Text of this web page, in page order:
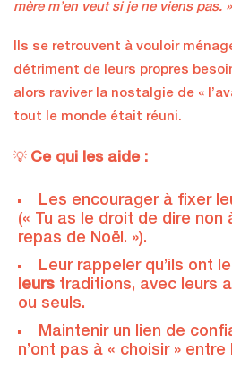
mère m’en veut si je ne viens pas. »
Ils se retrouvent à vouloir
détriment de leurs propres
alors raviver la nostalgie de «
tout le monde était réuni.
💡 Ce qui les aide :
Les encourager à fixer
(« Tu as le droit de dire non
repas de Noël. »).
Leur rappeler qu’ils ont
leurs traditions, avec leurs
ou seuls.
Maintenir un lien de
n’ont pas à « choisir »